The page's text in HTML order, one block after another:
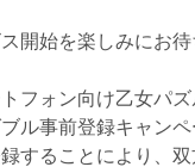
開始を楽しみにお
フォン向け乙女パ
ル事前登録キャンペ
することにより、